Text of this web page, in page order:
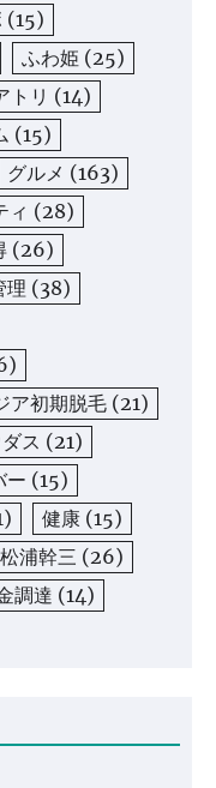
(15)
ふわ姫 (25)
トリ (14)
(15)
グルメ (163)
ィ (28)
(26)
理 (38)
ア初期脱毛 (21)
ス (21)
ー (15)
健康 (15)
松浦幹三 (26)
調達 (14)